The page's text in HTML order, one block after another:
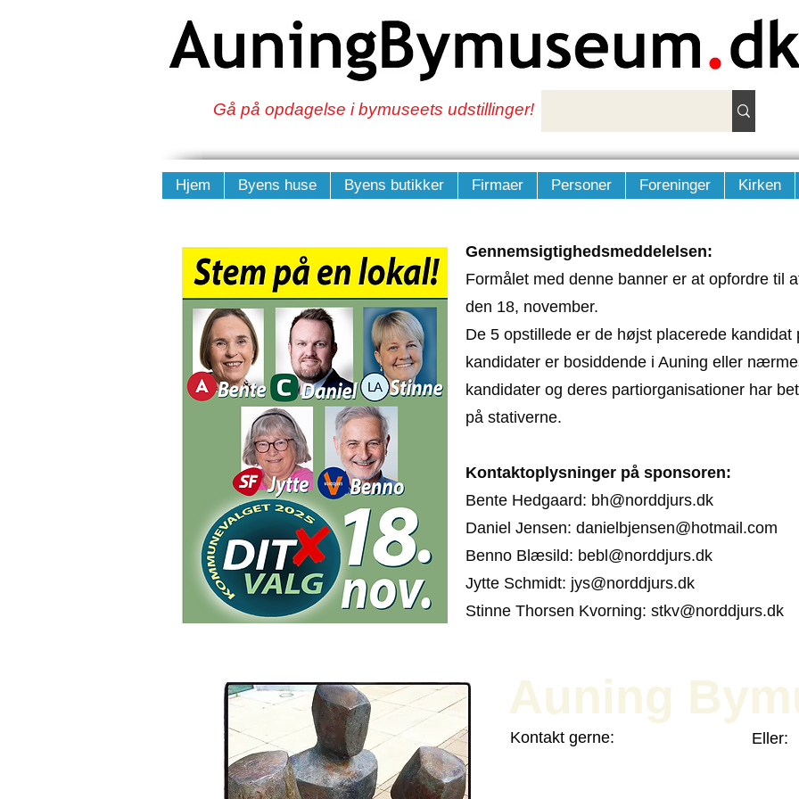
Gå på opdagelse i bymuseets udstillinger!
Hjem Byens huse Byens butikker Firmaer Personer Foreninger Kirken
Gennemsigtighedsmeddelelsen:
Formålet med denne banner er at opfordre til
den 18, november.
De 5 opstillede er de højst placerede
kandidater er bosiddende i Auning eller
kandidater og deres partiorganisationer har
på stativerne.
Kontaktoplysninger på sponsoren:
Bente Hedgaard: bh@norddjurs.dk
Daniel Jensen: danielbjensen@hotmail.com
Benno Blæsild: bebl@norddjurs.dk
Jytte Schmidt: jys@norddjurs.dk
Stinne Thorsen Kvorning: stkv@norddjurs.dk
Auning
Kontakt gerne:
Eller: